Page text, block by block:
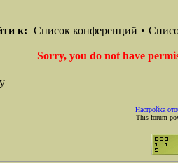
к: Список конференций •
Sorry, you do not have
Настройка
This forum